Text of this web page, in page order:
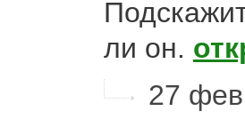
ли он.
27